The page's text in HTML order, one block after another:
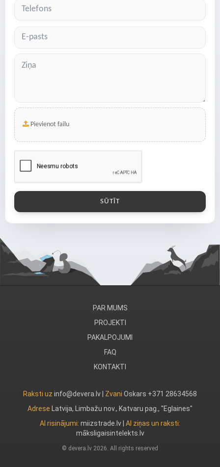
Pievienot failu
PAR MUMS
PROJEKTI
PAKALPOJUMI
FAQ
KONTAKTI
Raksti uz info@devera.lv | Zvani Oskars +371 28634568
Adrese
Latvija, Limbažu nov., Katvaru pag., "Eglaines"
AI risinājumi: miizstrade.lv AI ziņas un raksti:
māksligaisintelekts.lv
© devera.lv 2026. All rights reserved